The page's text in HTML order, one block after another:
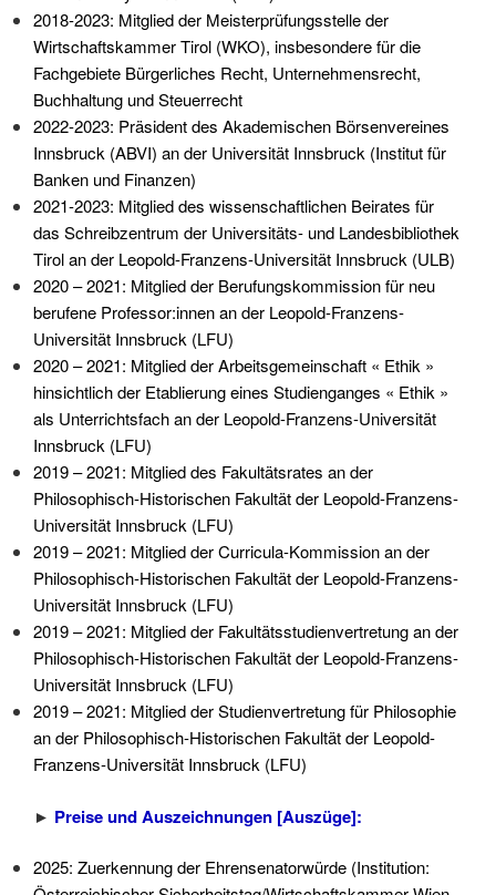
2018-2023: Mitglied der Meisterprüfungsstelle der
Wirtschaftskammer Tirol (WKO), insbesondere für die
Fachgebiete Bürgerliches Recht, Unternehmensrecht,
Buchhaltung und Steuerrecht
2022-2023: Präsident des Akademischen Börsenvereines
Innsbruck (ABVI) an der Universität Innsbruck (Institut für
Banken und Finanzen)
2021-2023: Mitglied des wissenschaftlichen Beirates für
das Schreibzentrum der Universitäts- und Landesbibliothek
Tirol an der Leopold-Franzens-Universität Innsbruck (ULB)
2020 – 2021: Mitglied der Berufungskommission für neu
berufene Professor:innen an der Leopold-Franzens-
Universität Innsbruck (LFU)
2020 – 2021: Mitglied der Arbeitsgemeinschaft « Ethik »
hinsichtlich der Etablierung eines Studienganges « Ethik »
als Unterrichtsfach an der Leopold-Franzens-Universität
Innsbruck (LFU)
2019 – 2021: Mitglied des Fakultätsrates an der
Philosophisch-Historischen Fakultät der Leopold-Franzens-
Universität Innsbruck (LFU)
2019 – 2021: Mitglied der Curricula-Kommission an der
Philosophisch-Historischen Fakultät der Leopold-Franzens-
Universität Innsbruck (LFU)
2019 – 2021: Mitglied der Fakultätsstudienvertretung an der
Philosophisch-Historischen Fakultät der Leopold-Franzens-
Universität Innsbruck (LFU)
2019 – 2021: Mitglied der Studienvertretung für Philosophie
an der Philosophisch-Historischen Fakultät der Leopold-
Franzens-Universität Innsbruck (LFU)
► Preise und Auszeichnungen [Auszüge]:
2025: Zuerkennung der Ehrensenatorwürde (Institution: